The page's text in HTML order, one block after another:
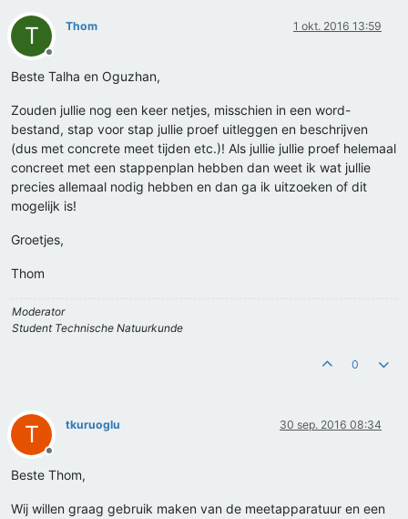
T
Offline
Thom 1 okt. 2016 13:59
Beste Talha en Oguzhan,
Zouden jullie nog een keer netjes, misschien in een word-
bestand, stap voor stap jullie proef uitleggen en beschrijven
(dus met concrete meet tijden etc.)! Als jullie jullie proef helemaal
concreet met een stappenplan hebben dan weet ik wat jullie
precies allemaal nodig hebben en dan ga ik uitzoeken of dit
mogelijk is!
Groetjes,
Thom
Moderator
Student Technische Natuurkunde
0
T
Offline
tkuruoglu 30 sep. 2016 08:34
Beste Thom,
Wij willen graag gebruik maken van de meetapparatuur en een